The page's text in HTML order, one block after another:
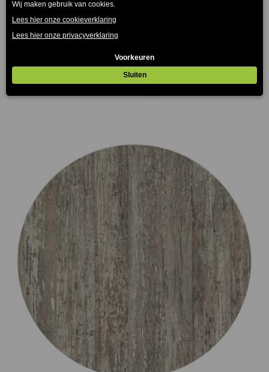
Eiken Antiek Terrastafelblad Werzalit
(Prijs incl. btw: €90,75)
€75.00
tot
€165.00